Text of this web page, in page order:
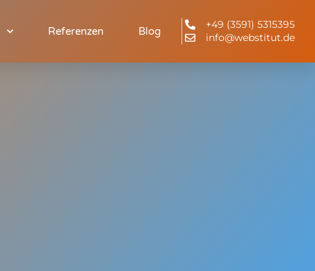
Referenzen Blog
+49 (3591) 5315395
info@webstitut.de